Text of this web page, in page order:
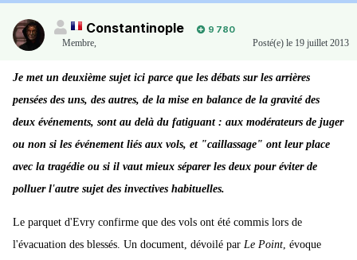
Constantinople
9 780
Membre, Posté(e) le 19 juillet 2013
Je met un deuxième sujet ici parce que les débats sur les arrières
pensées des uns, des autres, de la mise en balance de la gravité des
deux événements, sont au delà du fatiguant : aux modérateurs de juger
ou non si les événement liés aux vols, et "caillassage" ont leur place
avec la tragédie ou si il vaut mieux séparer les deux pour éviter de
polluer l'autre sujet des invectives habituelles.
Le parquet d'Evry confirme que des vols ont été commis lors de
l'évacuation des blessés. Un document, dévoilé par Le Point, évoque